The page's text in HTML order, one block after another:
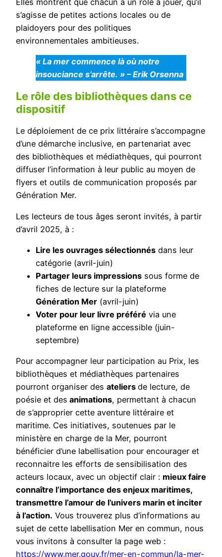
s’agisse de petites actions locales ou de
plaidoyers pour des politiques
environnementales ambitieuses.
« La mer commence là où notre
insouciance s’arrête. » – Erik Orsenna
Le rôle des bibliothèques dans ce
dispositif
Le déploiement de ce prix littéraire s’accompagne
d’une démarche inclusive, en partenariat avec
des bibliothèques et médiathèques, qui pourront
diffuser l’information à leur public au moyen de
flyers et outils de communication proposés par
Génération Mer.
Les lecteurs de tous âges seront invités, à partir
d’avril 2025, à :
Lire les ouvrages sélectionnés dans leur
catégorie (avril-juin)
Partager leurs impressions sous forme de
fiches de lecture sur la plateforme
Génération Mer (avril-juin)
Voter pour leur livre préféré via une
plateforme en ligne accessible (juin-
septembre)
Pour accompagner leur participation au Prix, les
bibliothèques et médiathèques partenaires
pourront organiser des ateliers de lecture, de
poésie et des animations, permettant à chacun
de s’approprier cette aventure littéraire et
maritime. Ces initiatives, soutenues par le
ministère en charge de la Mer, pourront
bénéficier d’une labellisation pour encourager et
reconnaitre les efforts de sensibilisation des
acteurs locaux, avec un objectif clair : mieux faire
connaître l’importance des enjeux maritimes,
transmettre l’amour de l’univers marin et inciter
à l’action. Vous trouverez plus d’informations au
sujet de cette labellisation Mer en commun, nous
vous invitons à consulter la page web :
https://www.mer.gouv.fr/mer-en-commun/la-mer-